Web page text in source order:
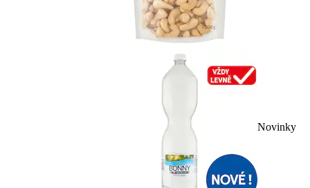
Novinky